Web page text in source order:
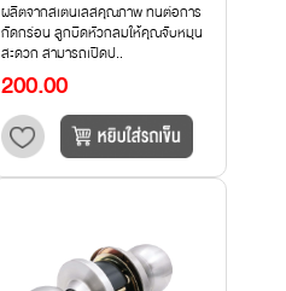
ผลิตจากสเตนเลสคุณภาพ ทนต่อการ
กัดกร่อน ลูกบิดหัวกลมให้คุณจับหมุน
สะดวก สามารถเปิดป..
200.00